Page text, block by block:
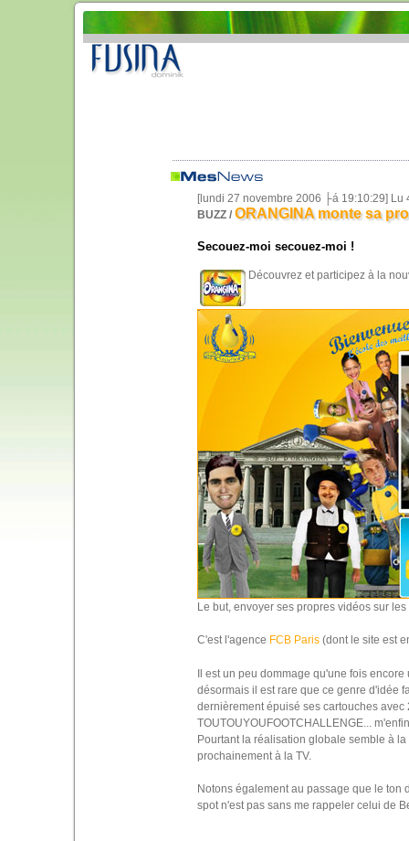
[lundi 27 novembre 2006 ├á 19:10:29]
BUZZ / ORANGINA monte sa
Secouez-moi secouez-moi !
Découvrez et participez à la
Le but, envoyer ses propres vidéos sur
C'est l'agence FCB Paris(dont le site est
Il est un peu dommage qu'une fois
désormais il est rare que ce genre d'idée
dernièrement épuisé ses cartouches
TOUTOUYOUFOOTCHALLENGE...
Pourtant la réalisation globale semble à
prochainement à la TV.
Notons également au passage que le ton
spot n'est pas sans me rappeler celui de